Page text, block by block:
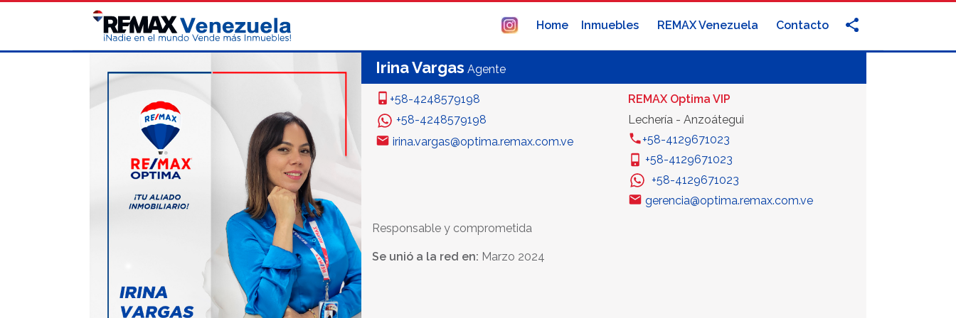
Home Inmuebles REMAX Venezuela Contacto
Irina Vargas Agente
+58-4248579198
+58-4248579198
irina.vargas@optima.remax.com.ve
REMAX Optima VIP
Lechería - Anzoátegui
+58-4129671023
+58-4129671023
+58-4129671023
gerencia@optima.remax.com.ve
Responsable y comprometida
Se unió a la red en: Marzo 2024